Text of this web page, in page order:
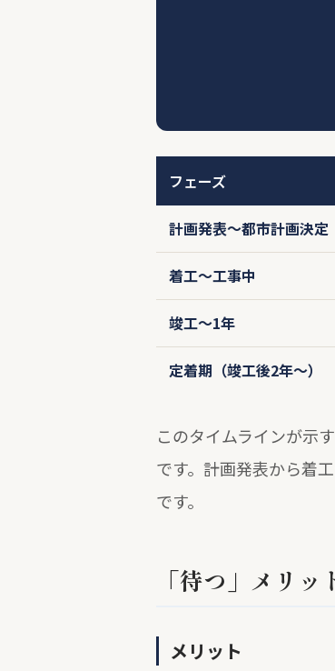
フェーズ
計画発表〜都市計画決定
着工〜工事中
竣工〜1年
定着期（竣工後2年〜）
このタイムラインが示す
です。計画発表から着
です。
「待つ」メリッ
メリット